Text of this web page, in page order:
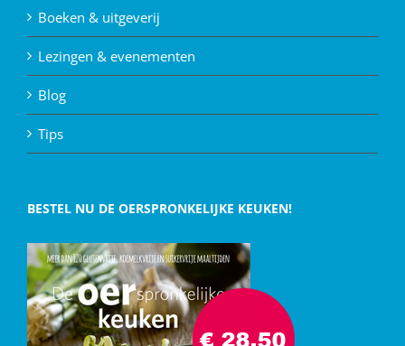
Boeken & uitgeverij
Lezingen & evenementen
Blog
Tips
BESTEL NU DE OERSPRONKELIJKE KEUKEN!